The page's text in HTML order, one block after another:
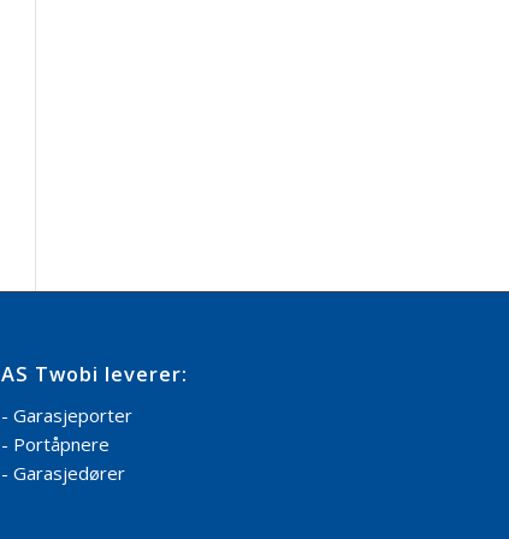
AS Twobi leverer:
- Garasjeporter
- Portåpnere
- Garasjedører